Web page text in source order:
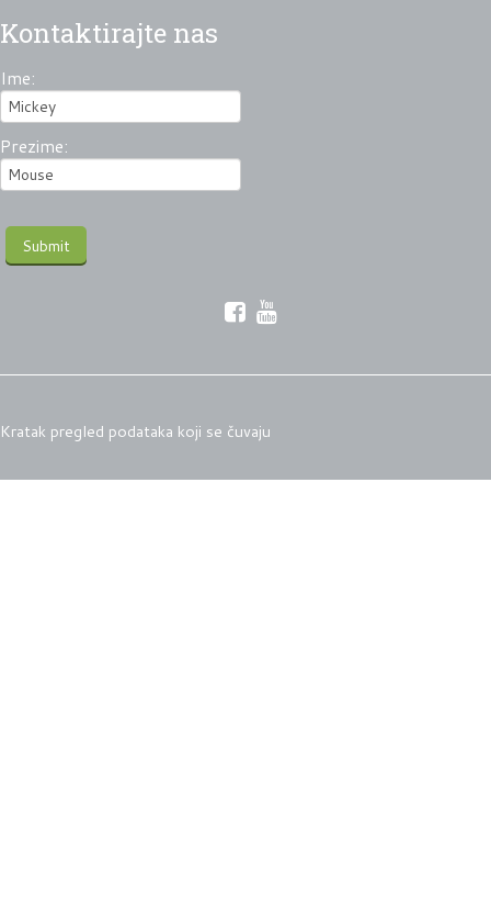
Kontaktirajte nas
Ime:
Prezime:
Kratak pregled podataka koji se čuvaju